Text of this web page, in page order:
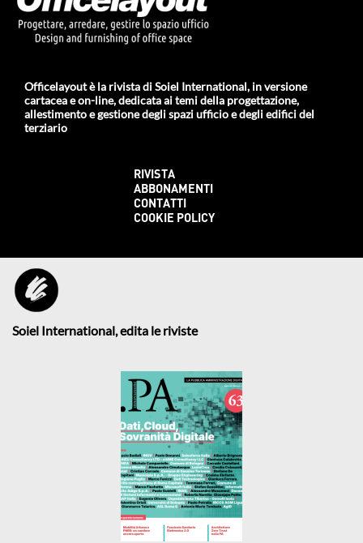
Officelayout è la rivista di Soiel International, in versione
cartacea e on-line, dedicata ai temi della progettazione,
allestimento e gestione degli spazi ufficio e degli edifici del
terziario
RIVISTA
ABBONAMENTI
CONTATTI
COOKIE POLICY
Soiel International, edita le riviste